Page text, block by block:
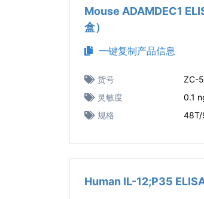
Mouse ADAMDEC1
盒）
一键复制产品信息
货号 ZC-
灵敏度
0.1
规格
Human IL-12;P35